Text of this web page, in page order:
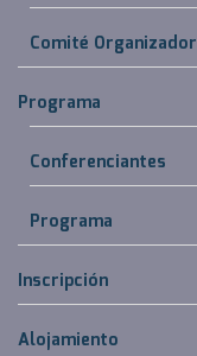
Comité Organizador
Programa
Conferenciantes
Programa
Inscripción
Alojamiento